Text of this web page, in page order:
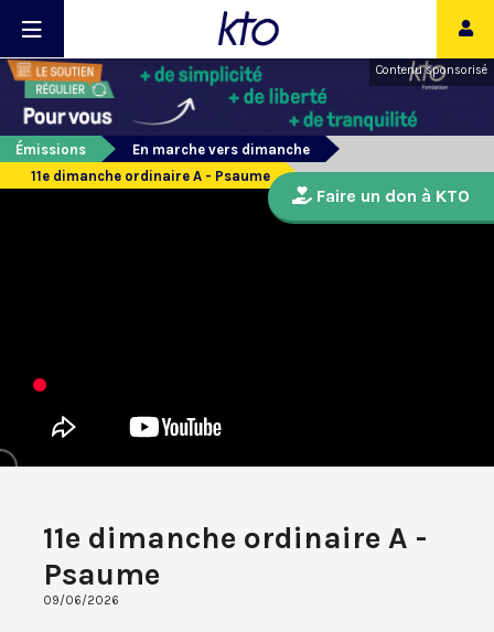
Contenu sponsorisé
Émissions
En marche vers dimanche
11e dimanche ordinaire A - Psaume
11e dimanche ordinaire A -
Psaume
09/06/2026
Faire un don à KTO